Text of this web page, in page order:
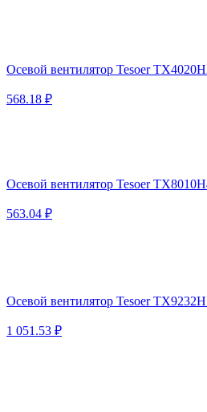
Осевой вентилятор Tesoer
568.18 ₽
Осевой вентилятор Tesoer
563.04 ₽
Осевой вентилятор Tesoer
1 051.53 ₽